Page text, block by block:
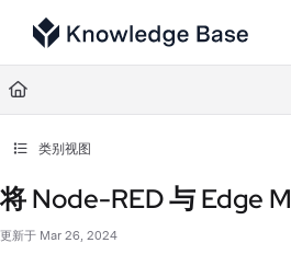
Documentation Index
Fetch the complete documentation index at:
Use this file to discover all available pages
类别视图
将 Node-RED 与 Edge
更新于 Mar 26, 2024